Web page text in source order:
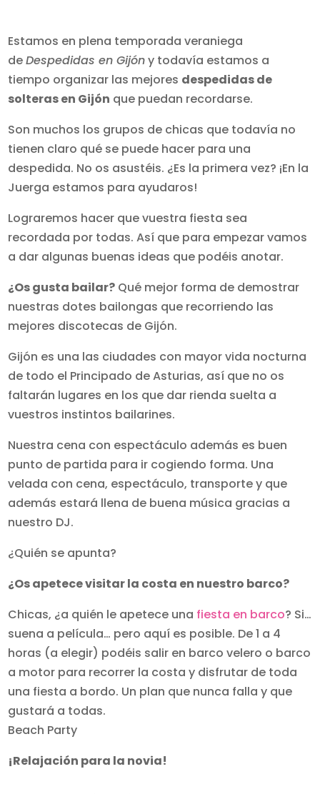
Estamos en plena temporada veraniega
deDespedidas en Gijóny todavía estamos a
tiempo organizar las mejores despedidas de
solteras en Gijón que puedan recordarse.
Son muchos los grupos de chicas que todavía no
tienen claro qué se puede hacer para una
despedida. No os asustéis. ¿Es la primera vez? ¡En la
Juerga estamos para ayudaros!
Lograremos hacer que vuestra fiesta sea
recordada por todas. Así que para empezar vamos
a dar algunas buenas ideas que podéis anotar.
¿Os gusta bailar? Qué mejor forma de demostrar
nuestras dotes bailongas que recorriendo las
mejores discotecas de Gijón.
Gijón es una las ciudades con mayor vida nocturna
de todo el Principado de Asturias, así que no os
faltarán lugares en los que dar rienda suelta a
vuestros instintos bailarines.
Nuestra cena con espectáculo además es buen
punto de partida para ir cogiendo forma. Una
velada con cena, espectáculo, transporte y que
además estará llena de buena música gracias a
nuestro DJ.
¿Quién se apunta?
¿Os apetece visitar la costa en nuestro barco?
Chicas, ¿a quién le apetece una fiesta en barco? Si…
suena a película… pero aquí es posible. De 1 a 4
horas (a elegir) podéis salir en barco velero o barco
a motor para recorrer la costa y disfrutar de toda
una fiesta a bordo. Un plan que nunca falla y que
gustará a todas.
Beach Party
¡Relajación para la novia!